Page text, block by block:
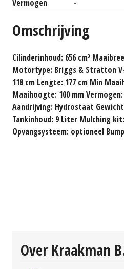
Vermogen
-
Omschrijving
Cilinderinhoud: 656 cm³
Motortype: Briggs & Stratton
118 cm Lengte: 177 cm Min
Maaihoogte: 100 mm Vermogen:
Aandrijving: Hydrostaat
Tankinhoud: 9 Liter Mulching
Opvangsysteem: optioneel
Over Kraakman